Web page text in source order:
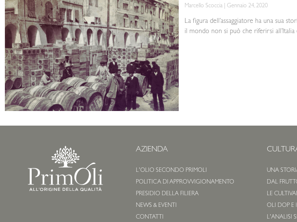
Marcello Scoccia Gennaio 24, 2020
La figura dell’assaggiatore ha una sua
il mondo non si può che riferirsi
AZIENDA
L'OLIO SECONDO PRIMOLI
POLITICA DI APPROVVIGIONAMENTO
PRESIDIO DELLA FILIERA
NEWS & EVENTI
CONTATTI
UNA
DAL
LE
OLI DOP E
L'ANALISI